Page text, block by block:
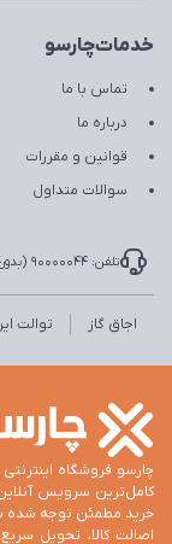
خدمات‌چارسو
تماس با ما
درباره ما
قوانین و مقررات
سوالات متداول
تلفن: 90000044 (بدون پیش شماره و رایگان)
اجاق گاز توالت
چارسو فروشگاه
کامل‌ترین سرویس
اصالت کالا، تحویل